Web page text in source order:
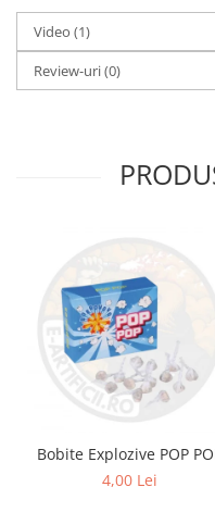
Video (1)
Review-uri(0)
Bobite Explozive POP
4,00 Lei